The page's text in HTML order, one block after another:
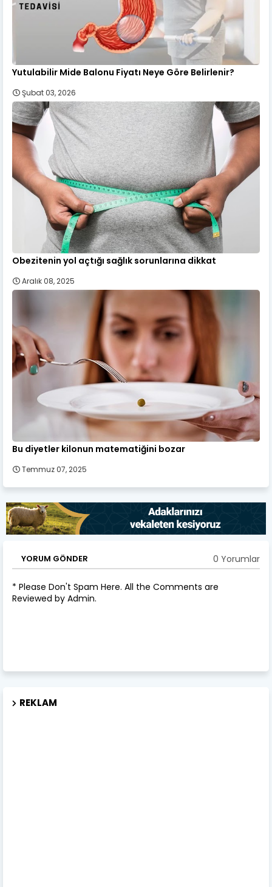
Yutulabilir Mide Balonu Fiyatı Neye Göre Belirlenir?
Şubat 03, 2026
Obezitenin yol açtığı sağlık sorunlarına dikkat
Aralık 08, 2025
Bu diyetler kilonun matematiğini bozar
Temmuz 07, 2025
YORUM GÖNDER 0 Yorumlar
* Please Don't Spam Here. All the Comments are
Reviewed by Admin.
REKLAM